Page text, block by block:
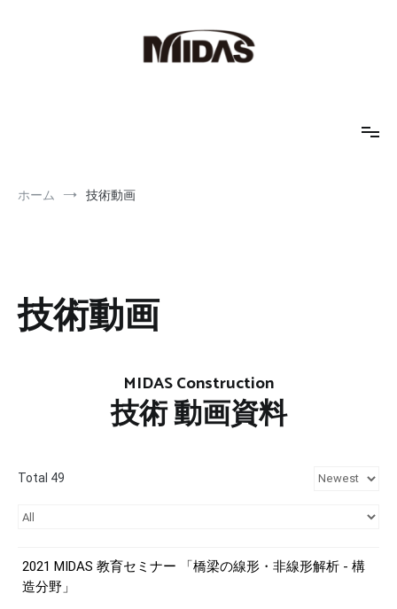
ホーム 技術動画
技術動画
MIDAS Construction
技術 動画資料
Total 49
2021 MIDAS 教育セミナー 「橋梁の線形・非線形解析 - 構
造分野」